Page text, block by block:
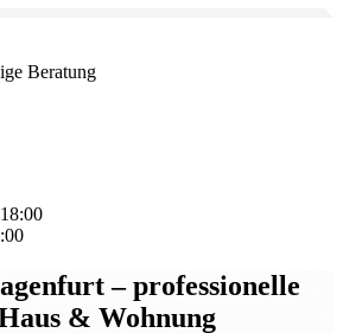
Beratung
– professionelle
& Wohnung